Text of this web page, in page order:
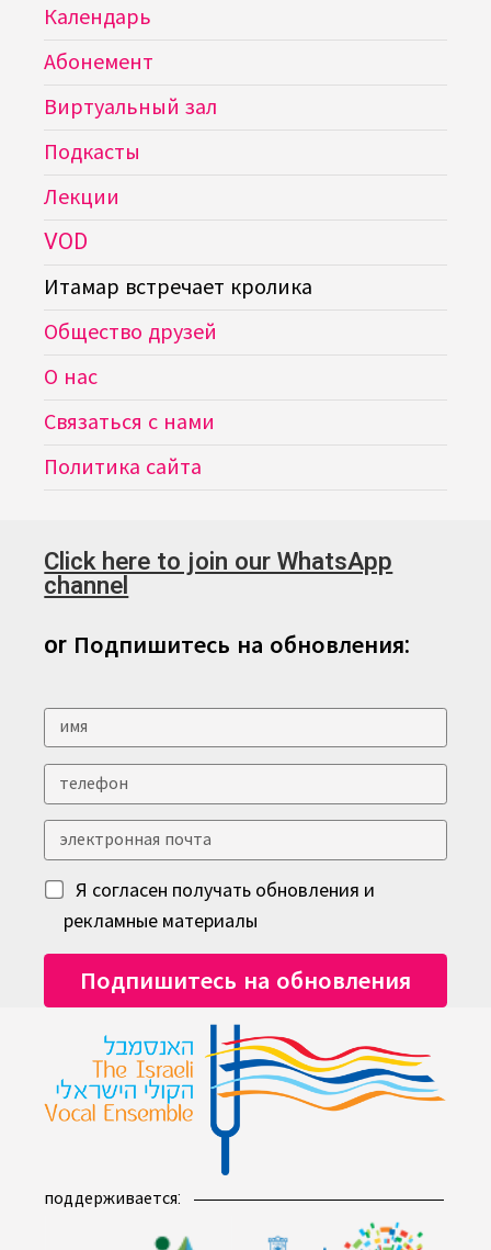
Календарь
Абонемент
Виртуальный зал
Подкасты
Лекции
VOD
Итамар встречает кролика
Общество друзей
О нас
Связаться с нами
Политика сайта
Click here to join our WhatsApp
channel
or Подпишитесь на обновления:
Я согласен получать обновления и
рекламные материалы
поддерживается: